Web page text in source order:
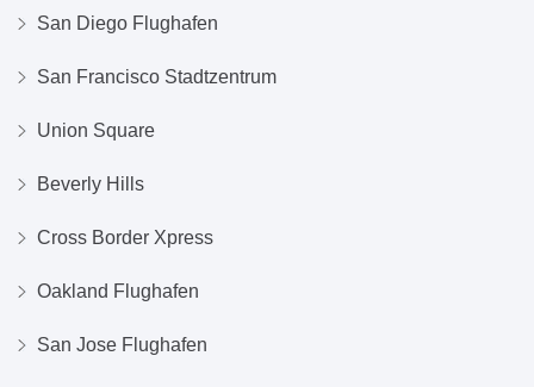
San Diego Flughafen
San Francisco Stadtzentrum
Union Square
Beverly Hills
Cross Border Xpress
Oakland Flughafen
San Jose Flughafen